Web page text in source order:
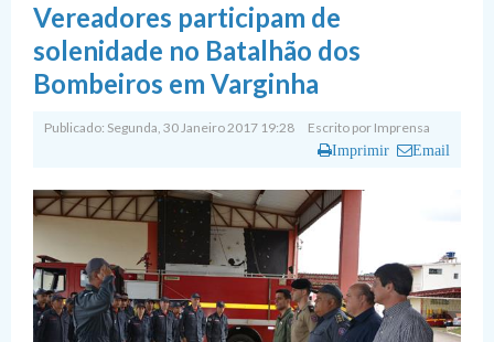
Vereadores participam de
solenidade no Batalhão dos
Bombeiros em Varginha
Publicado: Segunda, 30 Janeiro 2017 19:28 Escrito por Imprensa
Imprimir Email